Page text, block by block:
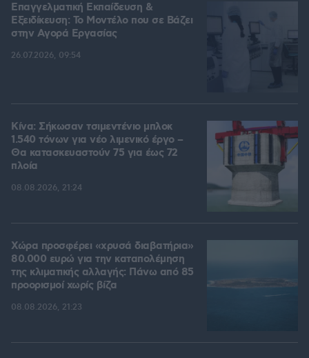
Επαγγελματική Εκπαίδευση &
Εξειδίκευση: Το Mοντέλο που σε Bάζει
στην Aγορά Eργασίας
26.07.2026, 09:54
Κίνα: Σήκωσαν τσιμεντένιο μπλοκ
1.540 τόνων για νέο λιμενικό έργο –
Θα κατασκευαστούν 75 για έως 72
πλοία
08.08.2026, 21:24
Χώρα προσφέρει «χρυσά διαβατήρια»
80.000 ευρώ για την καταπολέμηση
της κλιματικής αλλαγής: Πάνω από 85
προορισμοί χωρίς βίζα
08.08.2026, 21:23